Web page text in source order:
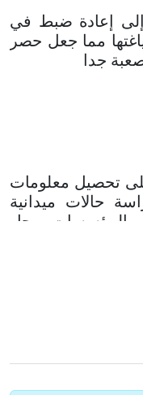
إعادة ضبط في
مما جعل حصر
جدا
تحصيل معلومات
حالات ميدانية
المؤسسات محل
مذكراتهم من
، تعد من أهم
المتأخرين على أنها